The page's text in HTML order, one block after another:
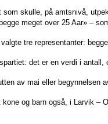
skulle, på amtsnivå,
meget over 25 Aar» –
tre representanter:
det er en verdi i antall,
av mai eller begynnelsen
og barn også, i Larvik –